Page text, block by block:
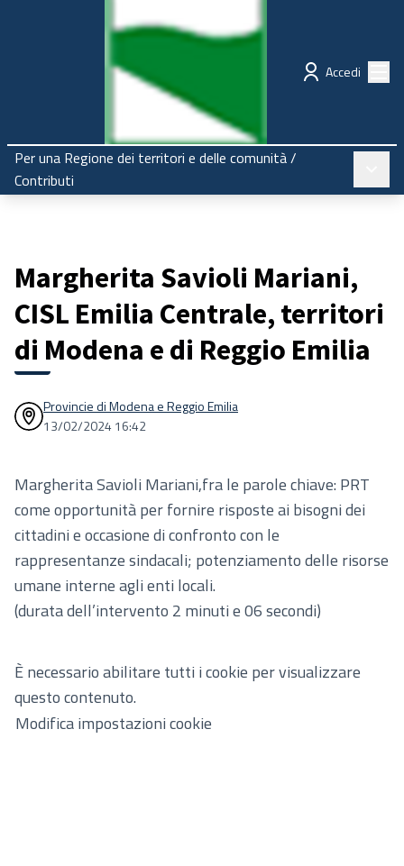
Regione Emilia-Romagna Partecipazione
Accedi
Per una Regione dei territori e delle comunità/
Contributi
Margherita Savioli Mariani,
CISL Emilia Centrale, territori
di Modena e di Reggio Emilia
Provincie di Modena e Reggio Emilia
13/02/2024 16:42
Margherita Savioli Mariani,fra le parole chiave: PRT
come opportunità per fornire risposte ai bisogni dei
cittadini e occasione di confronto con le
rappresentanze sindacali; potenziamento delle risorse
umane interne agli enti locali.
(durata dell’intervento 2 minuti e 06 secondi)
È necessario abilitare tutti i cookie per visualizzare
questo contenuto.
Modifica impostazioni cookie